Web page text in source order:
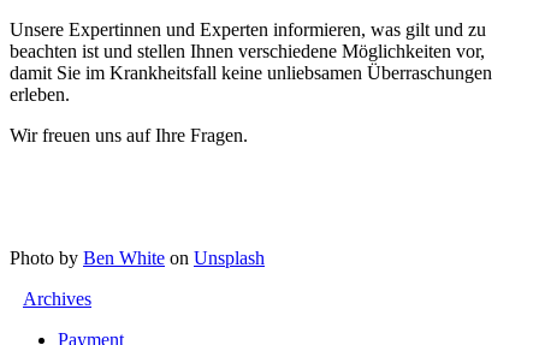
Unsere Expertinnen und Experten informieren, was gilt und zu
beachten ist und stellen Ihnen verschiedene Möglichkeiten vor,
damit Sie im Krankheitsfall keine unliebsamen Überraschungen
erleben.
Wir freuen uns auf Ihre Fragen.
Photo by Ben White on Unsplash
Archives
Payment